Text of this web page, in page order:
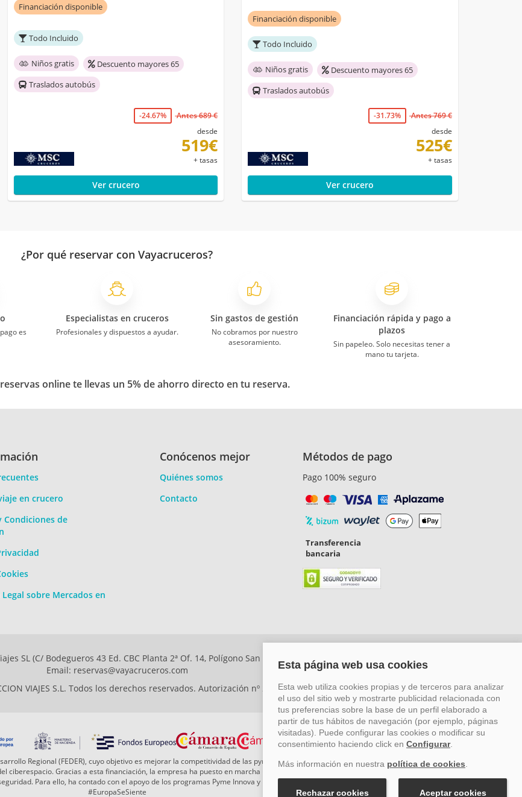
Financiación disponible
Todo Incluido
Niños gratis
Descuento mayores 65
Traslados autobús
-24.67%
Antes 689 €
desde
519€
+ tasas
Ver crucero
Financiación disponible
Todo Incluido
Niños gratis
Descuento mayores 65
Traslados autobús
-31.73%
Antes 769 €
desde
525€
+ tasas
Ver crucero
¿Por qué reservar con Vayacruceros?
es
Especialistas en cruceros
Profesionales y dispuestos a ayudar.
Sin gastos de gestión
No cobramos por nuestro
asesoramiento.
Financiación rápida y pago a
plazos
Sin papeleo. Solo necesitas tener a
mano tu tarjeta.
online te llevas un 5% de ahorro directo en tu reserva.
en crucero
Condiciones de
sobre Mercados en
Conócenos mejor
Quiénes somos
Contacto
Métodos de pago
Pago 100% seguro
Transferencia
bancaria
SL (C/ Bodegueros 43 Ed. CBC Planta 2ª Of. 14, Polígono San Rafael, Málaga. CP: 29006) Tel: +34 917 815 555 -
Email: reservas@vayacruceros.com
VIAJES S.L. Todos los derechos reservados. Autorización nº 29780-2
Regional (FEDER), cuyo objetivo es mejorar la competitividad de las pymes mediante el impulso de la innovación, el desarrollo
ciberespacio. Gracias a esta financiación, la empresa ha puesto en marcha un Plan de Acción durante el año 2026 para reforzar su
Para ello, ha contado con el apoyo de los programas Pyme Innova y Pyme Cibersegura de la Cámara de Comercio de Málaga.
#EuropaSeSiente